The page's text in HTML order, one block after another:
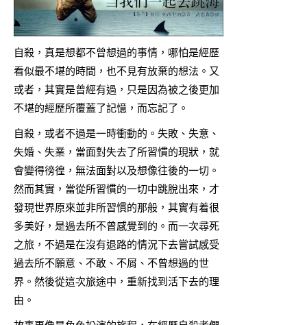
自殺，真是想都不曾想過的事情，哪怕是經歷
看似最不堪的時間，也不見有放棄的想法。又
或者，其實是曾經有過，只是因為被之後更加
不堪的經歷所覆蓋了記憶，而忘記了。
自殺，或者不過是一時衝動的。失敗、失意、
失婚、失業，當面對失去了所習慣的現狀，就
會變得徬徨，無法面對以及想像往後的一切。
然而其實，當從所習慣的一切中跳脫出來，才
發現世界原來並非所習慣的那般，其實有着很
多美好，是過去所不曾感覺到的。而一次尋死
之旅，不過是在沒有退路的情況下去嘗試感受
過去所不願意、不敢、不屑、不曾想過的世
界。然後從這次旅途中，重新找到活下去的理
由。